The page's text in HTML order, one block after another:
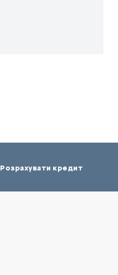
Розрахувати кредит